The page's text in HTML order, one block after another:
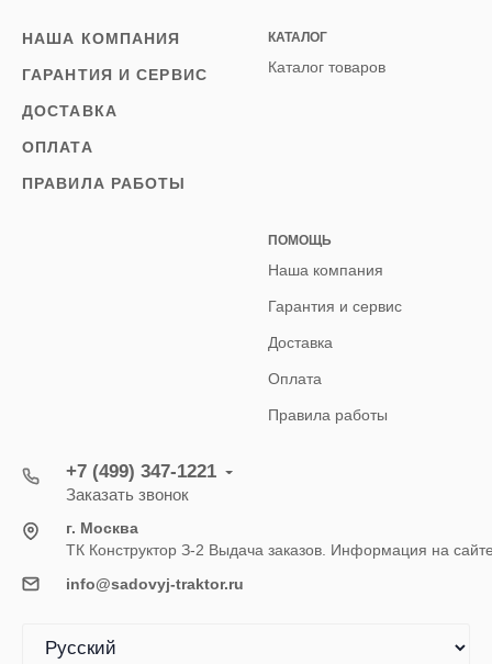
НАША КОМПАНИЯ
ГАРАНТИЯ И СЕРВИС
ДОСТАВКА
ОПЛАТА
ПРАВИЛА РАБОТЫ
КАТАЛОГ
Каталог товаров
ПОМОЩЬ
Наша компания
Гарантия и сервис
Доставка
Оплата
Правила работы
+7 (499) 347-1221
Заказать звонок
г. Москва
ТК Конструктор З-2 Выдача заказов. Информация на
info@sadovyj-traktor.ru